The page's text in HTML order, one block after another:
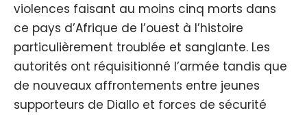
violences faisant au moins cinq morts dans
ce pays d’Afrique de l’ouest à l’histoire
particulièrement troublée et sanglante. Les
autorités ont réquisitionné l’armée tandis que
de nouveaux affrontements entre jeunes
supporteurs de Diallo et forces de sécurité